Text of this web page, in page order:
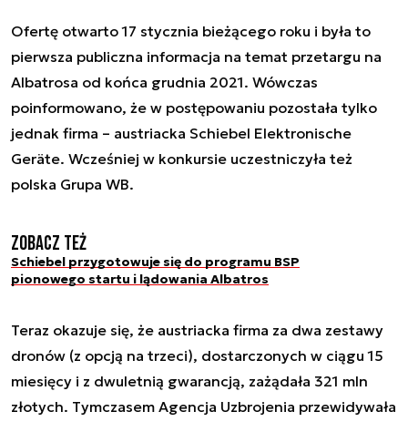
Ofertę otwarto 17 stycznia bieżącego roku i była to
pierwsza publiczna informacja na temat przetargu na
Albatrosa od końca grudnia 2021. Wówczas
poinformowano, że w postępowaniu pozostała tylko
jednak firma – austriacka Schiebel Elektronische
Geräte. Wcześniej w konkursie uczestniczyła też
polska Grupa WB.
Zobacz też
Schiebel przygotowuje się do programu BSP
pionowego startu i lądowania Albatros
Teraz okazuje się, że austriacka firma za dwa zestawy
dronów (z opcją na trzeci), dostarczonych w ciągu 15
miesięcy i z dwuletnią gwarancją, zażądała 321 mln
złotych. Tymczasem Agencja Uzbrojenia przewidywała